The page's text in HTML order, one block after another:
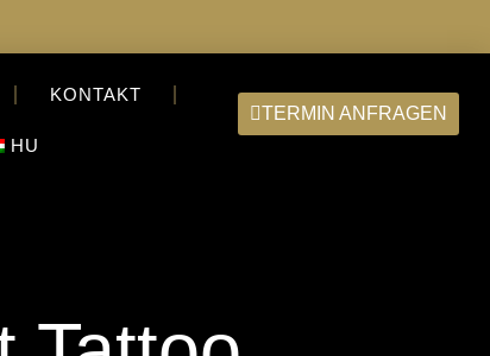
KONTAKT
HU
TERMIN ANFRAGEN